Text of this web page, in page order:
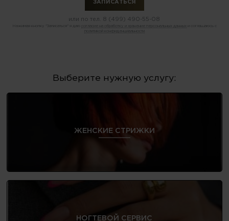
или по тел. 8 (499) 490-55-08
Нажимая кнопку "Записаться" я даю согласие на обработку и хранение персональных данных
политикой конфиденциальности
Выберите нужную услугу:
ЖЕНСКИЕ СТРИЖКИ
НОГТЕВОЙ СЕРВИС